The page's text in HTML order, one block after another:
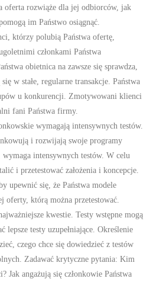
oferta rozwiąże dla jej odbiorców, jak
im Państwo osiągnąć.
którzy polubią Państwa ofertę,
członkami Państwa
obietnica na zawsze się sprawdza,
w stałe, regularne transakcje. Państwa
u konkurencji. Zmotywowani klienci
fani Państwa firmy.
wymagają intensywnych testów.
i rozwijają swoje programy
wymaga intensywnych testów. W celu
i przetestować założenia i koncepcje.
upewnić się, że Państwa modele
oferty, którą można przetestować.
kwestie. Testy wstępne mogą
lepsze testy uzupełniające. Określenie
czego chce się dowiedzieć z testów
Zadawać krytyczne pytania: Kim
Jak angażują się członkowie Państwa